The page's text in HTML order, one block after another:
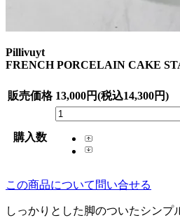
Pillivuyt
FRENCH PORCELAIN CAKE
販売価格 13,000円(税込14,300円)
購入数
この商品について問い合せる
しっかりとした脚のついたシンプ